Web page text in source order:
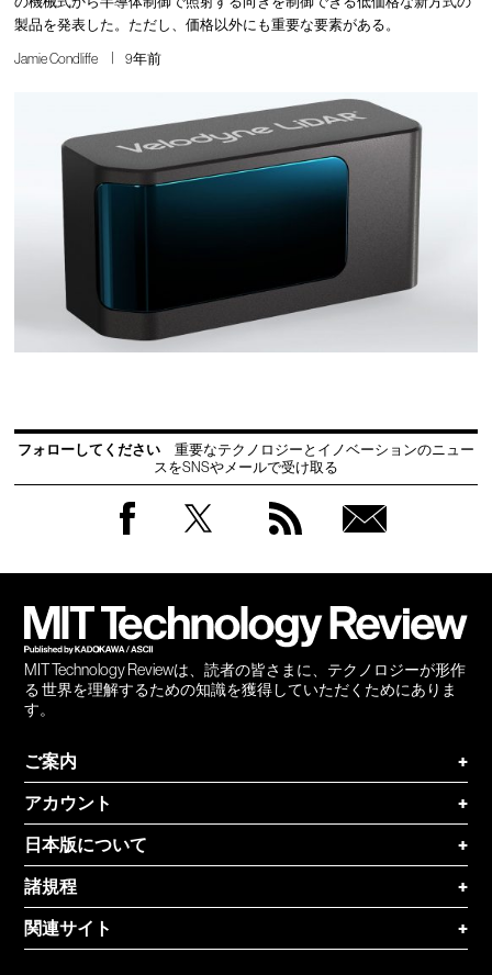
製品を発表した。ただし、価格以外にも重要な要素がある。
Jamie Condliffe 9年前
フォローしてください
重要なテクノロジーとイノベーションのニュー
スをSNSやメールで受け取る
MIT Technology Reviewは、読者の皆さまに、テクノロジーが形作
る 世界を理解するための知識を獲得していただくためにありま
す。
ご案内
+
アカウント
+
日本版について
+
諸規程
+
関連サイト
+